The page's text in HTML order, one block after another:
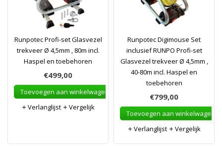
Runpotec Profi-set Glasvezel
trekveer Ø 4,5mm , 80m incl.
Haspel en toebehoren
€499,00
Toevoegen aan winkelwagen
Verlanglijst
Vergelijk
Runpotec Digimouse Set
inclusief RUNPO Profi-set
Glasvezel trekveer Ø 4,5mm ,
40-80m incl. Haspel en
toebehoren
€799,00
Toevoegen aan winkelwagen
Verlanglijst
Vergelijk